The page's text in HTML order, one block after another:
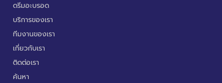
ดรีมอะบรอด
บริการของเรา
ทีมงานของเรา
เกี่ยวกับเรา
ติดต่อเรา
ค้นหา